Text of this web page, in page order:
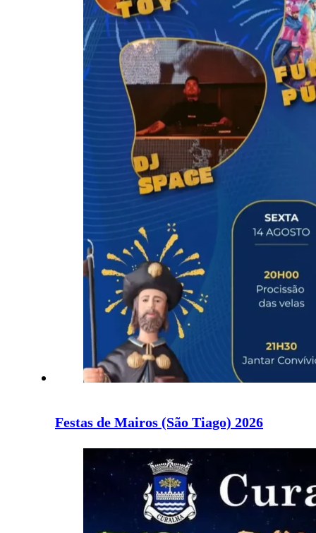
Festas de Mairos (São Tiago) 2026